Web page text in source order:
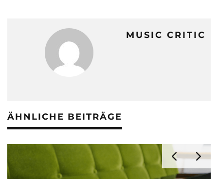
MUSIC CRITIC
ÄHNLICHE BEITRÄGE